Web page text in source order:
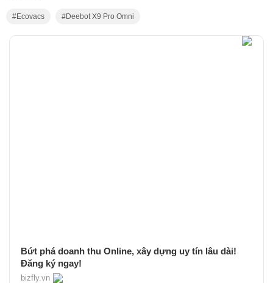
Ecovacs Deebot X9 Pro Omni
Bứt phá doanh thu Online, xây dựng uy tín lâu dài!
Đăng ký ngay!
bizfly.vn